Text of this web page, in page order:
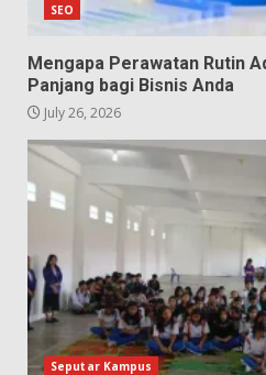
SEO
Mengapa Perawatan Rutin
Panjang bagi Bisnis Anda
July 26, 2026
Seputar Kampus